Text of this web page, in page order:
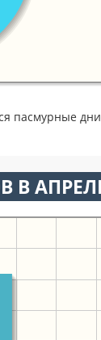
пасмурные
В